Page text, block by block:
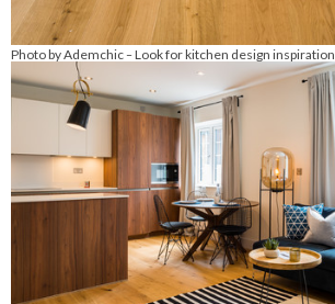
Photo by Ademchic–Look for kitchen design inspiration